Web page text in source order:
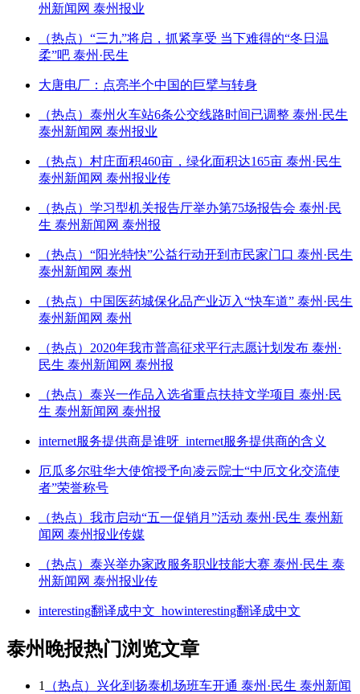
州新闻网 泰州报业
（热点）“三九”将启，抓紧享受 当下难得的“冬日温
柔”吧 泰州·民生
大唐电厂：点亮半个中国的巨擘与转身
（热点）泰州火车站6条公交线路时间已调整 泰州·民生
泰州新闻网 泰州报业
（热点）村庄面积460亩，绿化面积达165亩 泰州·民生
泰州新闻网 泰州报业传
（热点）学习型机关报告厅举办第75场报告会 泰州·民
生 泰州新闻网 泰州报
（热点）“阳光特快”公益行动开到市民家门口 泰州·民生
泰州新闻网 泰州
（热点）中国医药城保化品产业迈入“快车道” 泰州·民生
泰州新闻网 泰州
（热点）2020年我市普高征求平行志愿计划发布 泰州·
民生 泰州新闻网 泰州报
（热点）泰兴一作品入选省重点扶持文学项目 泰州·民
生 泰州新闻网 泰州报
internet服务提供商是谁呀_internet服务提供商的含义
厄瓜多尔驻华大使馆授予向凌云院士“中厄文化交流使
者”荣誉称号
（热点）我市启动“五一促销月”活动 泰州·民生 泰州新
闻网 泰州报业传媒
（热点）泰兴举办家政服务职业技能大赛 泰州·民生 泰
州新闻网 泰州报业传
interesting翻译成中文_howinteresting翻译成中文
泰州晚报热门浏览文章
1
（热点）兴化到扬泰机场班车开通 泰州·民生 泰州新闻